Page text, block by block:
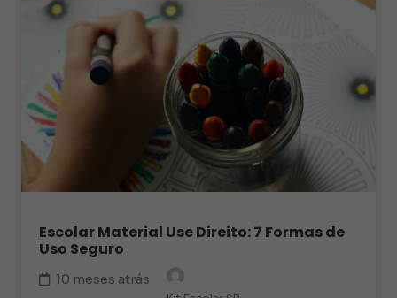
Escolar Material Use Direito: 7 Formas de
Uso Seguro
10 meses atrás